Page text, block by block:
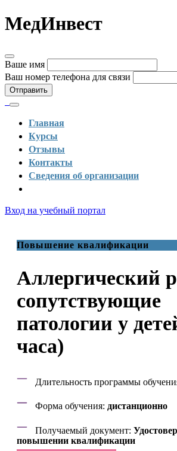
МедИнвест
Ваше имя
Ваш номер телефона для связи
Отправить
Главная
Курсы
Отзывы
Контакты
Сведения об организации
Вход на учебный портал
Повышение квалификации
Аллергический
сопутствующие
патологии у
часа)
Длительность программы
Форма обучения: дистанционно
Получаемый документ:
повышении квалификации